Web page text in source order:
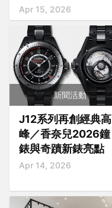
Apr 15, 2026
新聞活動
J12系列再創經典高
峰／香奈兒2026鐘
錶與奇蹟新錶亮點
Apr 14, 2026